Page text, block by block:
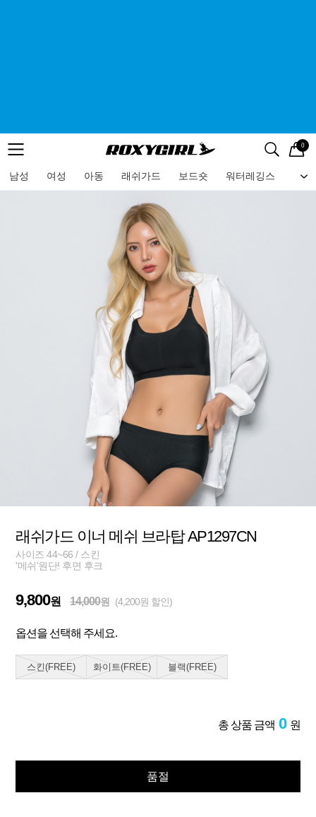
메뉴 검색
로고 0
남성 여성 아동 래쉬가드 보드숏 워터레깅스 비
메뉴
래쉬가드 이너 메쉬 브라탑 AP1297CN
사이즈 44~66 / 스킨
'메쉬'원단! 후면 후크
9,800원 14,000원 (4,200원 할인)
옵션을 선택해 주세요.
스킨(FREE) 화이트(FREE) 블랙(FREE)
총 상품 금액 0 원
품절